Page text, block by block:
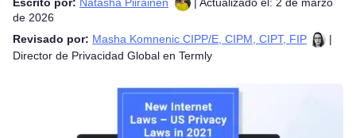
de 2026
Revisado por: Masha Komnenic CIPP/E, CIPM, CIPT, FIP
|
Director de Privacidad Global en Termly